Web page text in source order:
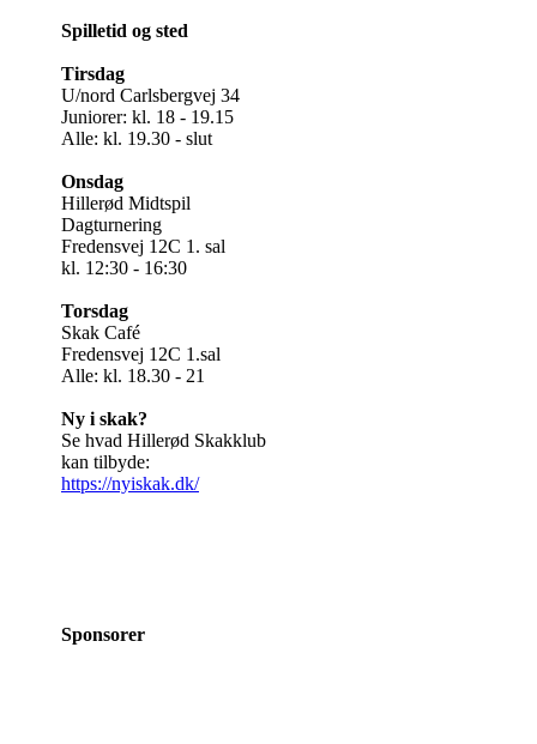
Spilletid og sted
Tirsdag
U/nord Carlsbergvej 34
Juniorer: kl. 18 - 19.15
Alle: kl. 19.30 - slut
Onsdag
Hillerød Midtspil
Dagturnering
Fredensvej 12C 1. sal
kl. 12:30 - 16:30
Torsdag
Skak Café
Fredensvej 12C 1.sal
Alle: kl. 18.30 - 21
Ny i skak?
Se hvad Hillerød Skakklub
kan tilbyde:
https://nyiskak.dk/
Sponsorer